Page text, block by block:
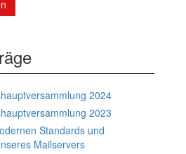
2024
2023
Standards und
Mailservers